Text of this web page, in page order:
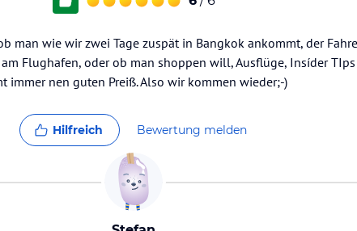
man wie wir zwei Tage zuspät in Bangkok ankommt, der
Flughafen, oder ob man shoppen will, Ausflüge, Insíder TIps
nen guten Preiß. Also wir kommen wieder;-)
Hilfreich Bewertung melden